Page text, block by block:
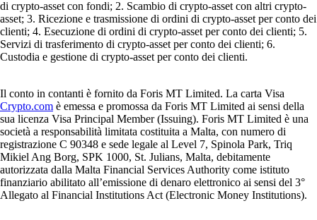
di crypto-asset con fondi; 2. Scambio di crypto-asset con altri crypto-
asset; 3. Ricezione e trasmissione di ordini di crypto-asset per conto dei
clienti; 4. Esecuzione di ordini di crypto-asset per conto dei clienti; 5.
Servizi di trasferimento di crypto-asset per conto dei clienti; 6.
Custodia e gestione di crypto-asset per conto dei clienti.
Il conto in contanti è fornito da Foris MT Limited. La carta Visa
Crypto.com è emessa e promossa da Foris MT Limited ai sensi della
sua licenza Visa Principal Member (Issuing). Foris MT Limited è una
società a responsabilità limitata costituita a Malta, con numero di
registrazione C 90348 e sede legale al Level 7, Spinola Park, Triq
Mikiel Ang Borg, SPK 1000, St. Julians, Malta, debitamente
autorizzata dalla Malta Financial Services Authority come istituto
finanziario abilitato all’emissione di denaro elettronico ai sensi del 3°
Allegato al Financial Institutions Act (Electronic Money Institutions).